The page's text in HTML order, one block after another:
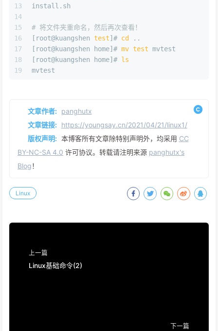
13
14
15
16
17
18
19
install.sh
# 将文件夹重命名，然后再次查看！
[root@kuangshen test]# cd
..
[root@kuangshen home]# mv test mvtest
[root@kuangshen home]# ls
mvtest
文章作者: panghutx
文章链接: https://youngsay.cn/2021/04/21/linux1/
版权声明: 本博客所有文章除特别声明外，均采用 CC
BY-NC-SA 4.0 许可协议。转载请注明来源 panghutx's
Blog！
Linux
上一篇
Linux基础命令(2)
下一篇